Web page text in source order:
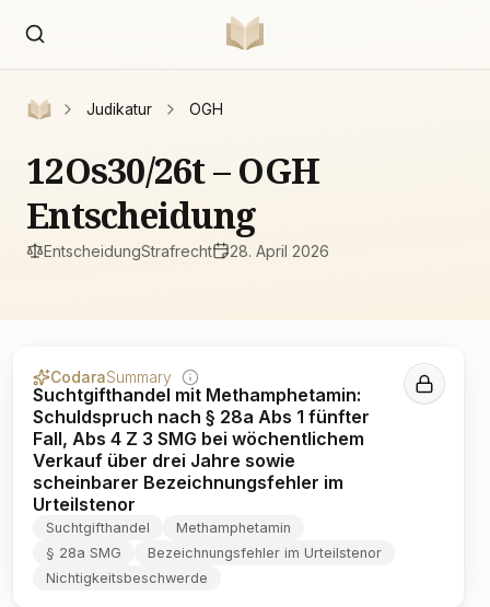
Judikatur OGH
12Os30/26t – OGH
Entscheidung
EntscheidungStrafrecht 28. April 2026
CodaraSummary
Suchtgifthandel mit Methamphetamin:
Schuldspruch nach § 28a Abs 1 fünfter
Fall, Abs 4 Z 3 SMG bei wöchentlichem
Verkauf über drei Jahre sowie
scheinbarer Bezeichnungsfehler im
Urteilstenor
Suchtgifthandel
Methamphetamin
§ 28a SMG
Bezeichnungsfehler im Urteilstenor
Nichtigkeitsbeschwerde